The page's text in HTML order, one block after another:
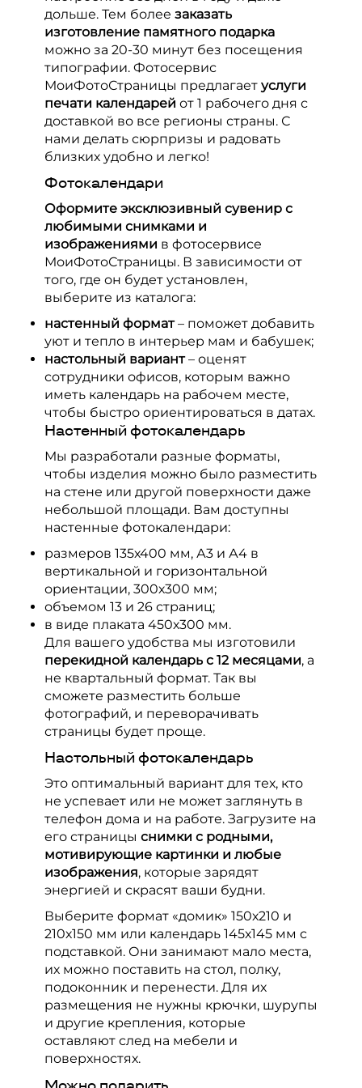
дольше. Тем более заказать
изготовление памятного подарка
можно за 20-30 минут без посещения
типографии. Фотосервис
МоиФотоСтраницы предлагает услуги
печати календарей от 1 рабочего дня с
доставкой во все регионы страны. С
нами делать сюрпризы и радовать
близких удобно и легко!
Фотокалендари
Оформите эксклюзивный сувенир с
любимыми снимками и
изображениями в фотосервисе
МоиФотоСтраницы. В зависимости от
того, где он будет установлен,
выберите из каталога:
настенный формат– поможет добавить
уют и тепло в интерьер мам и бабушек;
настольный вариант– оценят
сотрудники офисов, которым важно
иметь календарь на рабочем месте,
чтобы быстро ориентироваться в датах.
Настенный фотокалендарь
Мы разработали разные форматы,
чтобы изделия можно было разместить
на стене или другой поверхности даже
небольшой площади. Вам доступны
настенные фотокалендари:
размеров 135х400 мм, А3 и А4 в
вертикальной и горизонтальной
ориентации, 300х300 мм;
объемом 13 и 26 страниц;
в виде плаката 450х300 мм.
Для вашего удобства мы изготовили
перекидной календарь с 12 месяцами, а
не квартальный формат. Так вы
сможете разместить больше
фотографий, и переворачивать
страницы будет проще.
Настольный фотокалендарь
Это оптимальный вариант для тех, кто
не успевает или не может заглянуть в
телефон дома и на работе. Загрузите на
его страницы снимки с родными,
мотивирующие картинки и любые
изображения, которые зарядят
энергией и скрасят ваши будни.
Выберите формат «домик» 150х210 и
210х150 мм или календарь 145х145 мм с
подставкой. Они занимают мало места,
их можно поставить на стол, полку,
подоконник и перенести. Для их
размещения не нужны крючки, шурупы
и другие крепления, которые
оставляют след на мебели и
поверхностях.